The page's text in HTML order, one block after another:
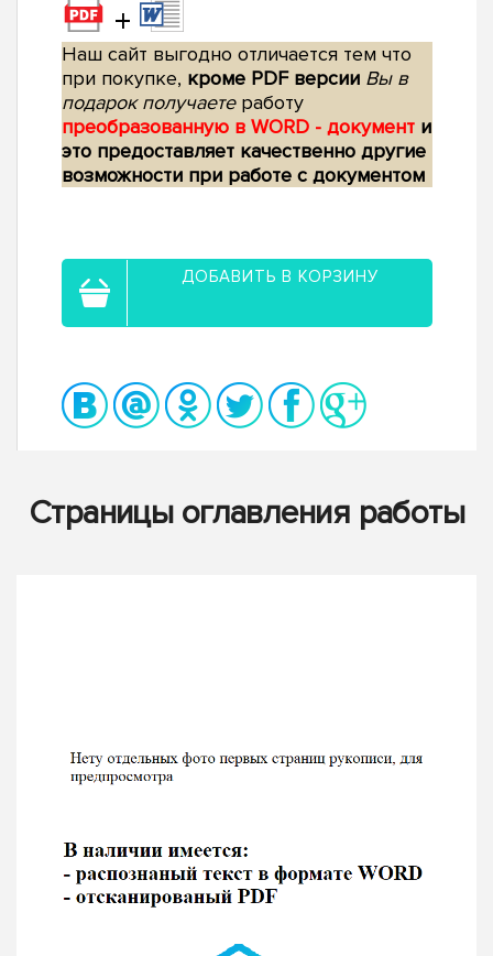
+
Наш сайт выгодно отличается тем что
при покупке, кроме PDF версии Вы в
подарок получаетеработу
преобразованную в WORD - документ и
это предоставляет качественно другие
возможности при работе с документом
ДОБАВИТЬ В КОРЗИНУ
Страницы оглавления работы